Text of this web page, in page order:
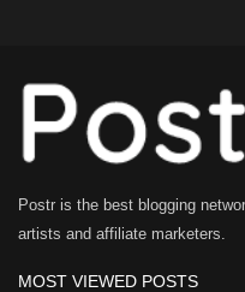
Postr is the best blogging
artists and affiliate marketers.
MOST VIEWED POSTS